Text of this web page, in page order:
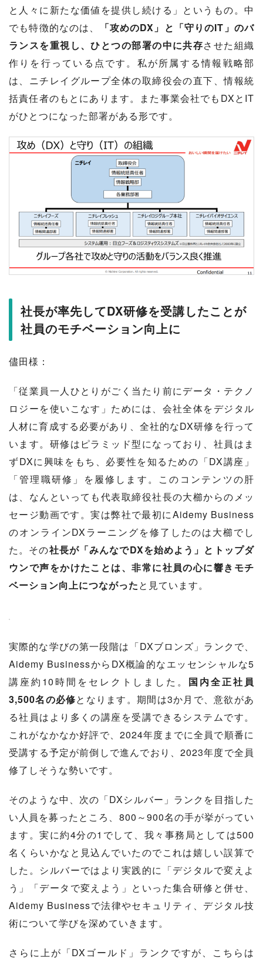
と人々に新たな価値を提供し続ける」というもの。中
でも特徴的なのは、
「攻めのDX」と「守りのIT」のバ
ランスを重視し、ひとつの部署の中に共存させた組織
作りを行っている点です。私が所属する情報戦略部
は、ニチレイグループ全体の取締役会の直下、情報統
括責任者のもとにあります。また事業会社でもDXとIT
がひとつになった部署がある形です。
社長が率先してDX研修を受講したことが
社員のモチベーション向上に
儘田様：
「従業員一人ひとりがごく当たり前にデータ・テクノ
ロジーを使いこなす」ためには、会社全体をデジタル
人材に育成する必要があり、全社的なDX研修を行って
います。研修はピラミッド型になっており、社員はま
ずDXに興味をもち、必要性を知るための「DX講座」
「管理職研修」を履修します。このコンテンツの肝
は、なんといっても代表取締役社長の大櫛からのメッ
セージ動画です。実は弊社で最初にAidemy Business
のオンラインDXラーニングを修了したのは大櫛でし
た。その社長が「みんなでDXを始めよう」とトップダ
ウンで声をかけたことは、非常に社員の心に響きモチ
ベーション向上につながったと見ています。
実際的な学びの第一段階は「DXブロンズ」ランクで、
Aidemy BusinessからDX概論的なエッセンシャルな5
講座約10時間をセレクトしました。 国内全正社員
3,500名の必修となります。期間は3か月で、意欲があ
る社員はより多くの講座を受講できるシステムです。
これがなかなか好評で、2024年度までに全員で順番に
受講する予定が前倒しで進んでおり、2023年度で全員
修了しそうな勢いです。
そのような中、次の「DXシルバー」ランクを目指した
い人員を募ったところ、800～900名の手が挙がってい
ます。実に約4分の1でして、我々事務局としては500
名くらいかなと見込んでいたのでこれは嬉しい誤算で
した。シルバーではより実践的に「デジタルで変えよ
う」「データで変えよう」といった集合研修と併せ、
Aidemy Businessで法律やセキュリティ、デジタル技
術について学びを深めていきます。
さらに上が「DXゴールド」ランクですが、こちらは